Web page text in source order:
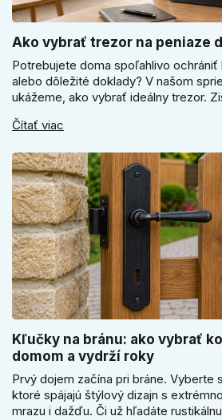
Ako vybrať trezor na peniaze
Potrebujete doma spoľahlivo
alebo dôležité doklady? V našom
ukážeme, ako vybrať ideálny trezor.
kľúčové jeho správne ukotvenie.
Čítať viac
Kľučky na bránu: ako vybrať
domom a vydrží roky
Prvý dojem začína pri bráne. Vyberte
ktoré spájajú štýlový dizajn s
mrazu i dažďu. Či už hľadáte